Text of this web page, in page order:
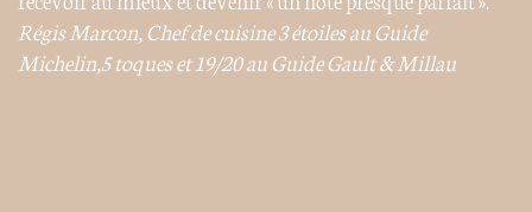
Régis Marcon, Chef de cuisine 3 étoiles au Guide
Michelin,5 toques et 19/20 au Guide Gault & Millau